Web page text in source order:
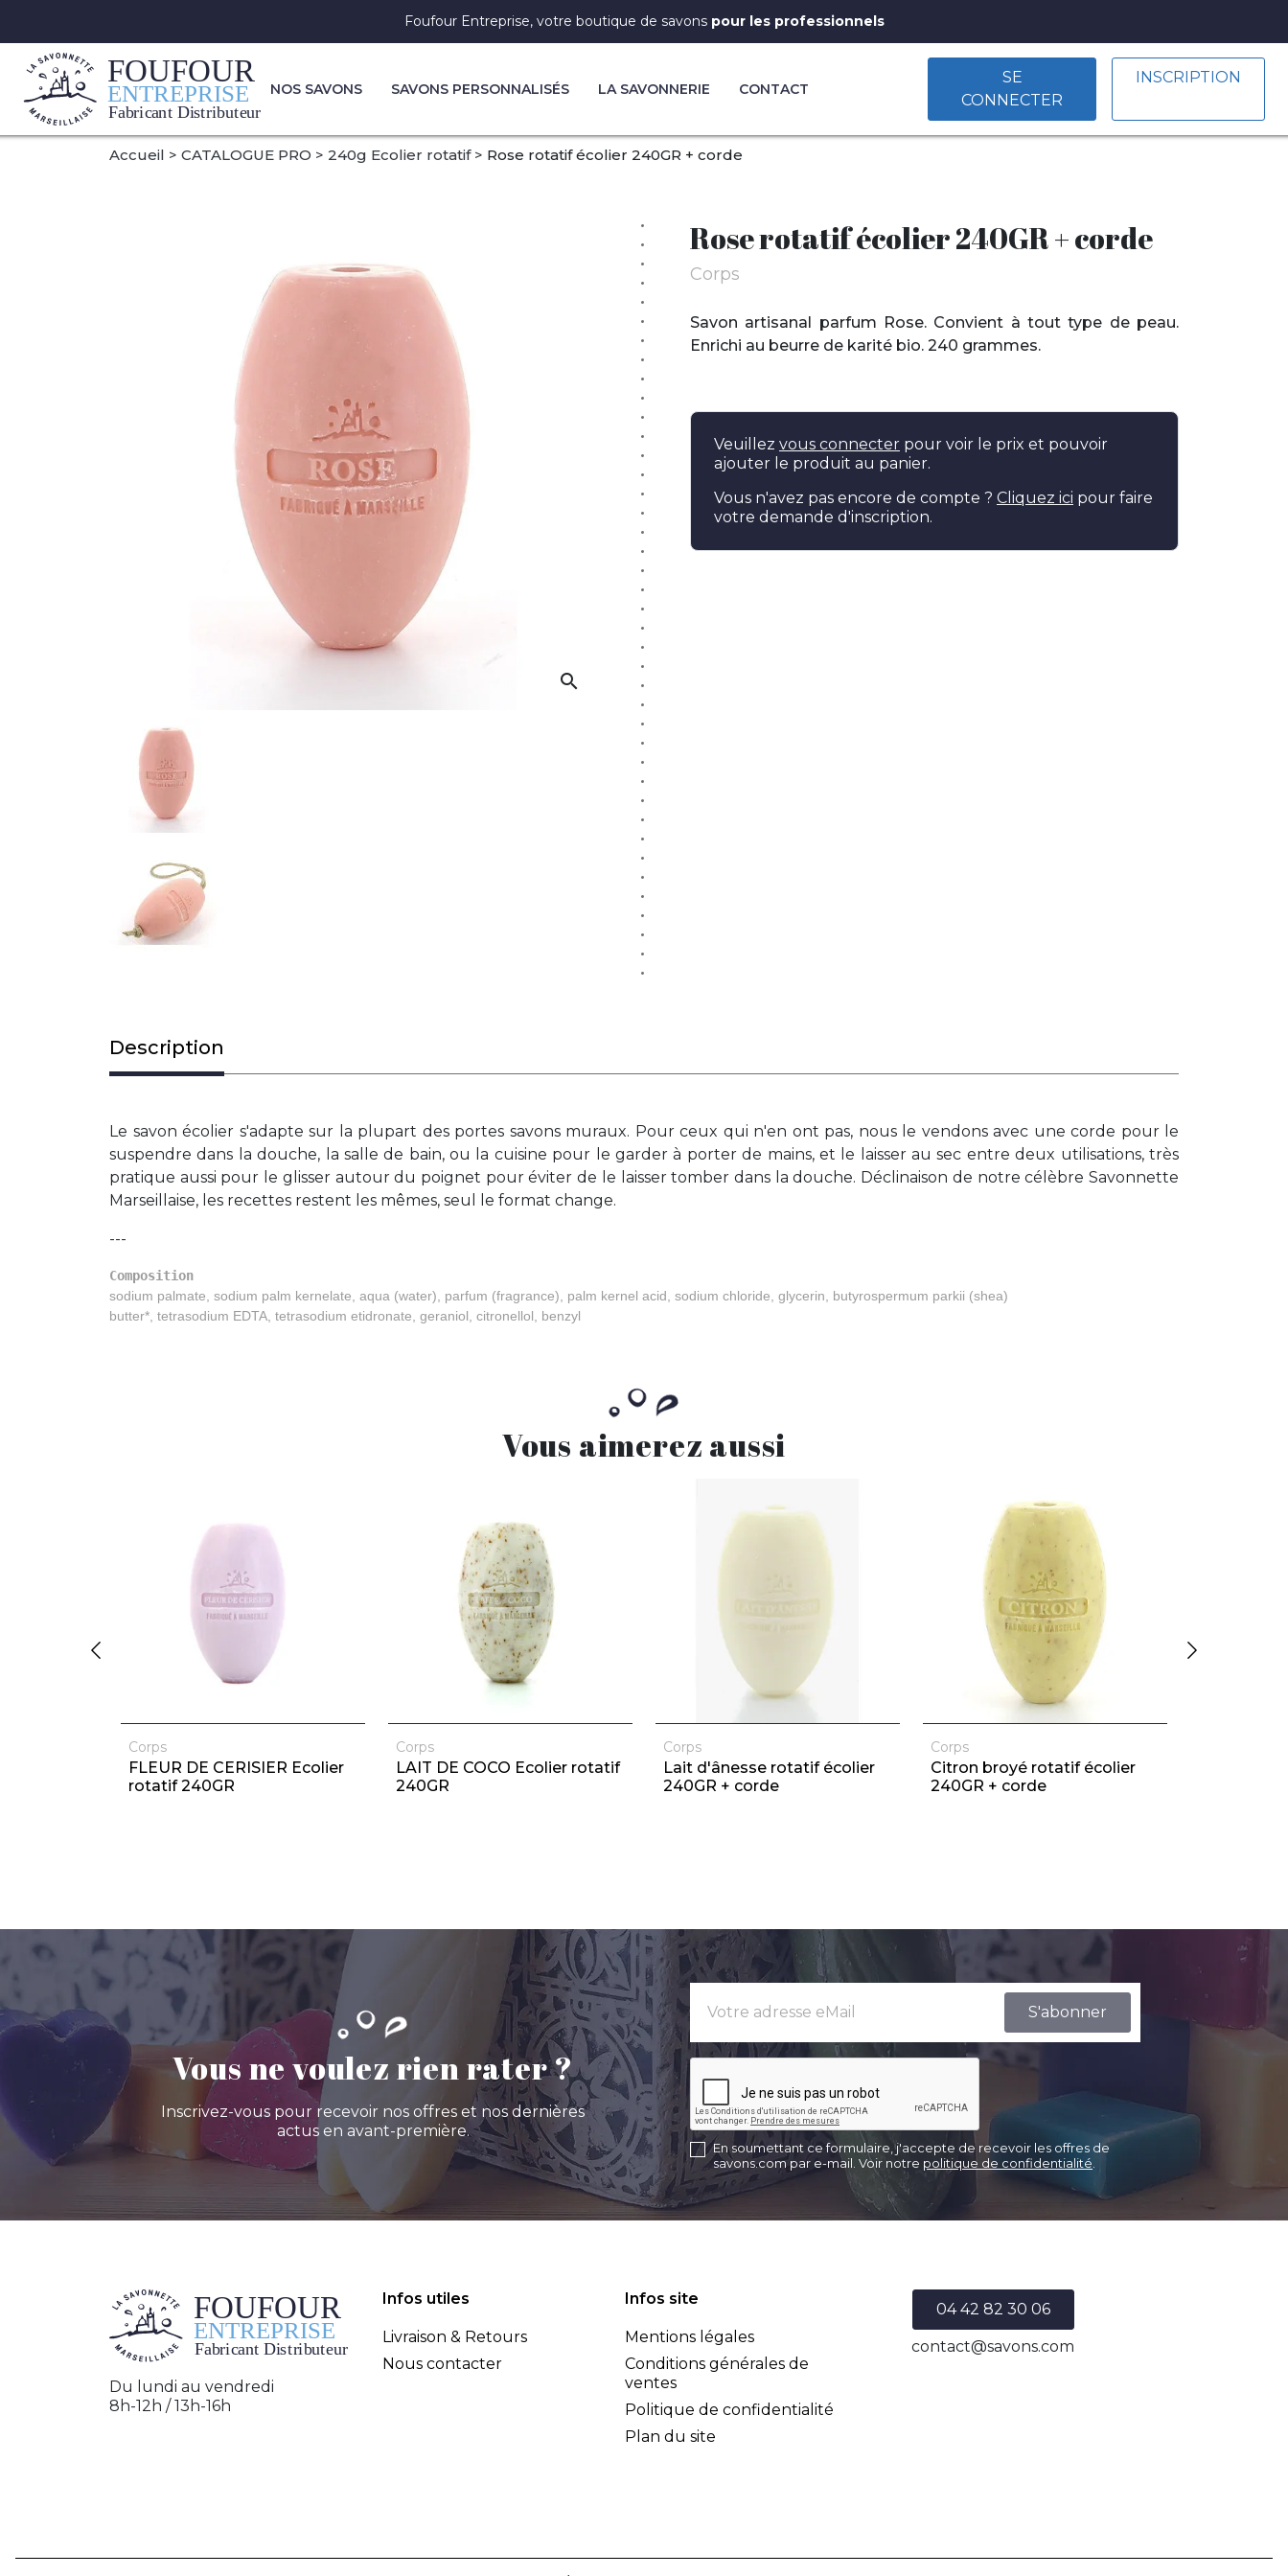
Foufour Entreprise, votre boutique de savons pour les professionnels
NOS SAVONS SAVONS PERSONNALISÉS LA SAVONNERIE CONTACT
SE
CONNECTER
INSCRIPTION
Accueil CATALOGUE PRO 240g Ecolier rotatif Rose rotatif écolier 240GR + corde
search
Rose rotatif écolier 240GR + corde
Corps
Savon artisanal parfum Rose. Convient à tout type de peau.
Enrichi au beurre de karité bio. 240 grammes.
Veuillez vous connecter pour voir le prix et pouvoir
ajouter le produit au panier.
Vous n'avez pas encore de compte ? Cliquez ici pour faire
votre demande d'inscription.
Description
Le savon écolier s'adapte sur la plupart des portes savons muraux. Pour ceux qui n'en ont pas, nous le vendons avec une corde pour le
suspendre dans la douche, la salle de bain, ou la cuisine pour le garder à porter de mains, et le laisser au sec entre deux utilisations, très
pratique aussi pour le glisser autour du poignet pour éviter de le laisser tomber dans la douche. Déclinaison de notre célèbre Savonnette
Marseillaise, les recettes restent les mêmes, seul le format change.
---
Composition
sodium palmate, sodium palm kernelate, aqua (water), parfum (fragrance), palm kernel acid, sodium chloride, glycerin, butyrospermum parkii (shea)
butter*, tetrasodium EDTA, tetrasodium etidronate, geraniol, citronellol, benzyl
Vous aimerez aussi
Corps
FLEUR DE CERISIER Ecolier
rotatif 240GR
Corps
LAIT DE COCO Ecolier rotatif
240GR
Corps
Lait d'ânesse rotatif écolier
240GR + corde
Corps
Citron broyé rotatif écolier
240GR + corde
Vous ne voulez rien rater ?
Inscrivez-vous pour recevoir nos offres et nos dernières
actus en avant-première.
En soumettant ce formulaire, j'accepte de recevoir les offres de
savons.com par e-mail. Voir notre politique de confidentialité
Du lundi au vendredi
8h-12h / 13h-16h
Infos utiles
Livraison & Retours
Nous contacter
Infos site
Mentions légales
Conditions générales de
ventes
Politique de confidentialité
Plan du site
04 42 82 30 06
contact@savons.com